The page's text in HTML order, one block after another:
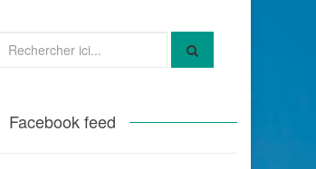
pour
Facebook feed